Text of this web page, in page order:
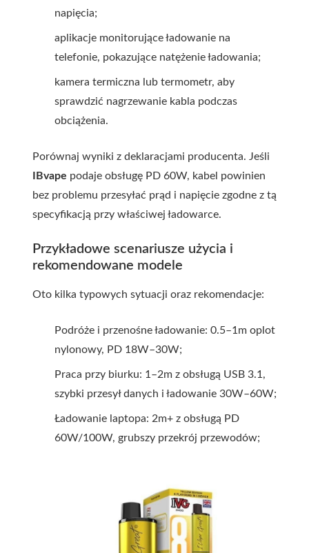
napięcia;
aplikacje monitorujące ładowanie na
telefonie, pokazujące natężenie ładowania;
kamera termiczna lub termometr, aby
sprawdzić nagrzewanie kabla podczas
obciążenia.
Porównaj wyniki z deklaracjami producenta. Jeśli
IBvape podaje obsługę PD 60W, kabel powinien
bez problemu przesyłać prąd i napięcie zgodne z tą
specyfikacją przy właściwej ładowarce.
Przykładowe scenariusze użycia i
rekomendowane modele
Oto kilka typowych sytuacji oraz rekomendacje:
Podróże i przenośne ładowanie: 0.5–1m oplot
nylonowy, PD 18W–30W;
Praca przy biurku: 1–2m z obsługą USB 3.1,
szybki przesył danych i ładowanie 30W–60W;
Ładowanie laptopa: 2m+ z obsługą PD
60W/100W, grubszy przekrój przewodów;